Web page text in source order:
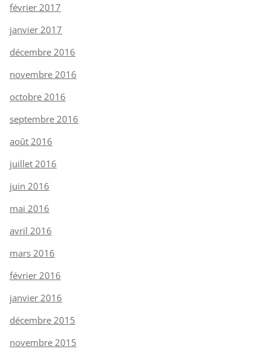
février 2017
janvier 2017
décembre 2016
novembre 2016
octobre 2016
septembre 2016
août 2016
juillet 2016
juin 2016
mai 2016
avril 2016
mars 2016
février 2016
janvier 2016
décembre 2015
novembre 2015